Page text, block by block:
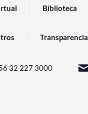
Biblioteca
Transparencia
32 227 3000